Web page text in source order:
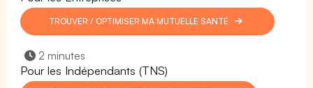
TROUVER / OPTIMISER MA MUTUELLE SANTÉ
2 minutes
Pour les Indépendants (TNS)